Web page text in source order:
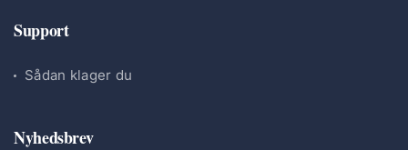
Support
Sådan klager du
Nyhedsbrev